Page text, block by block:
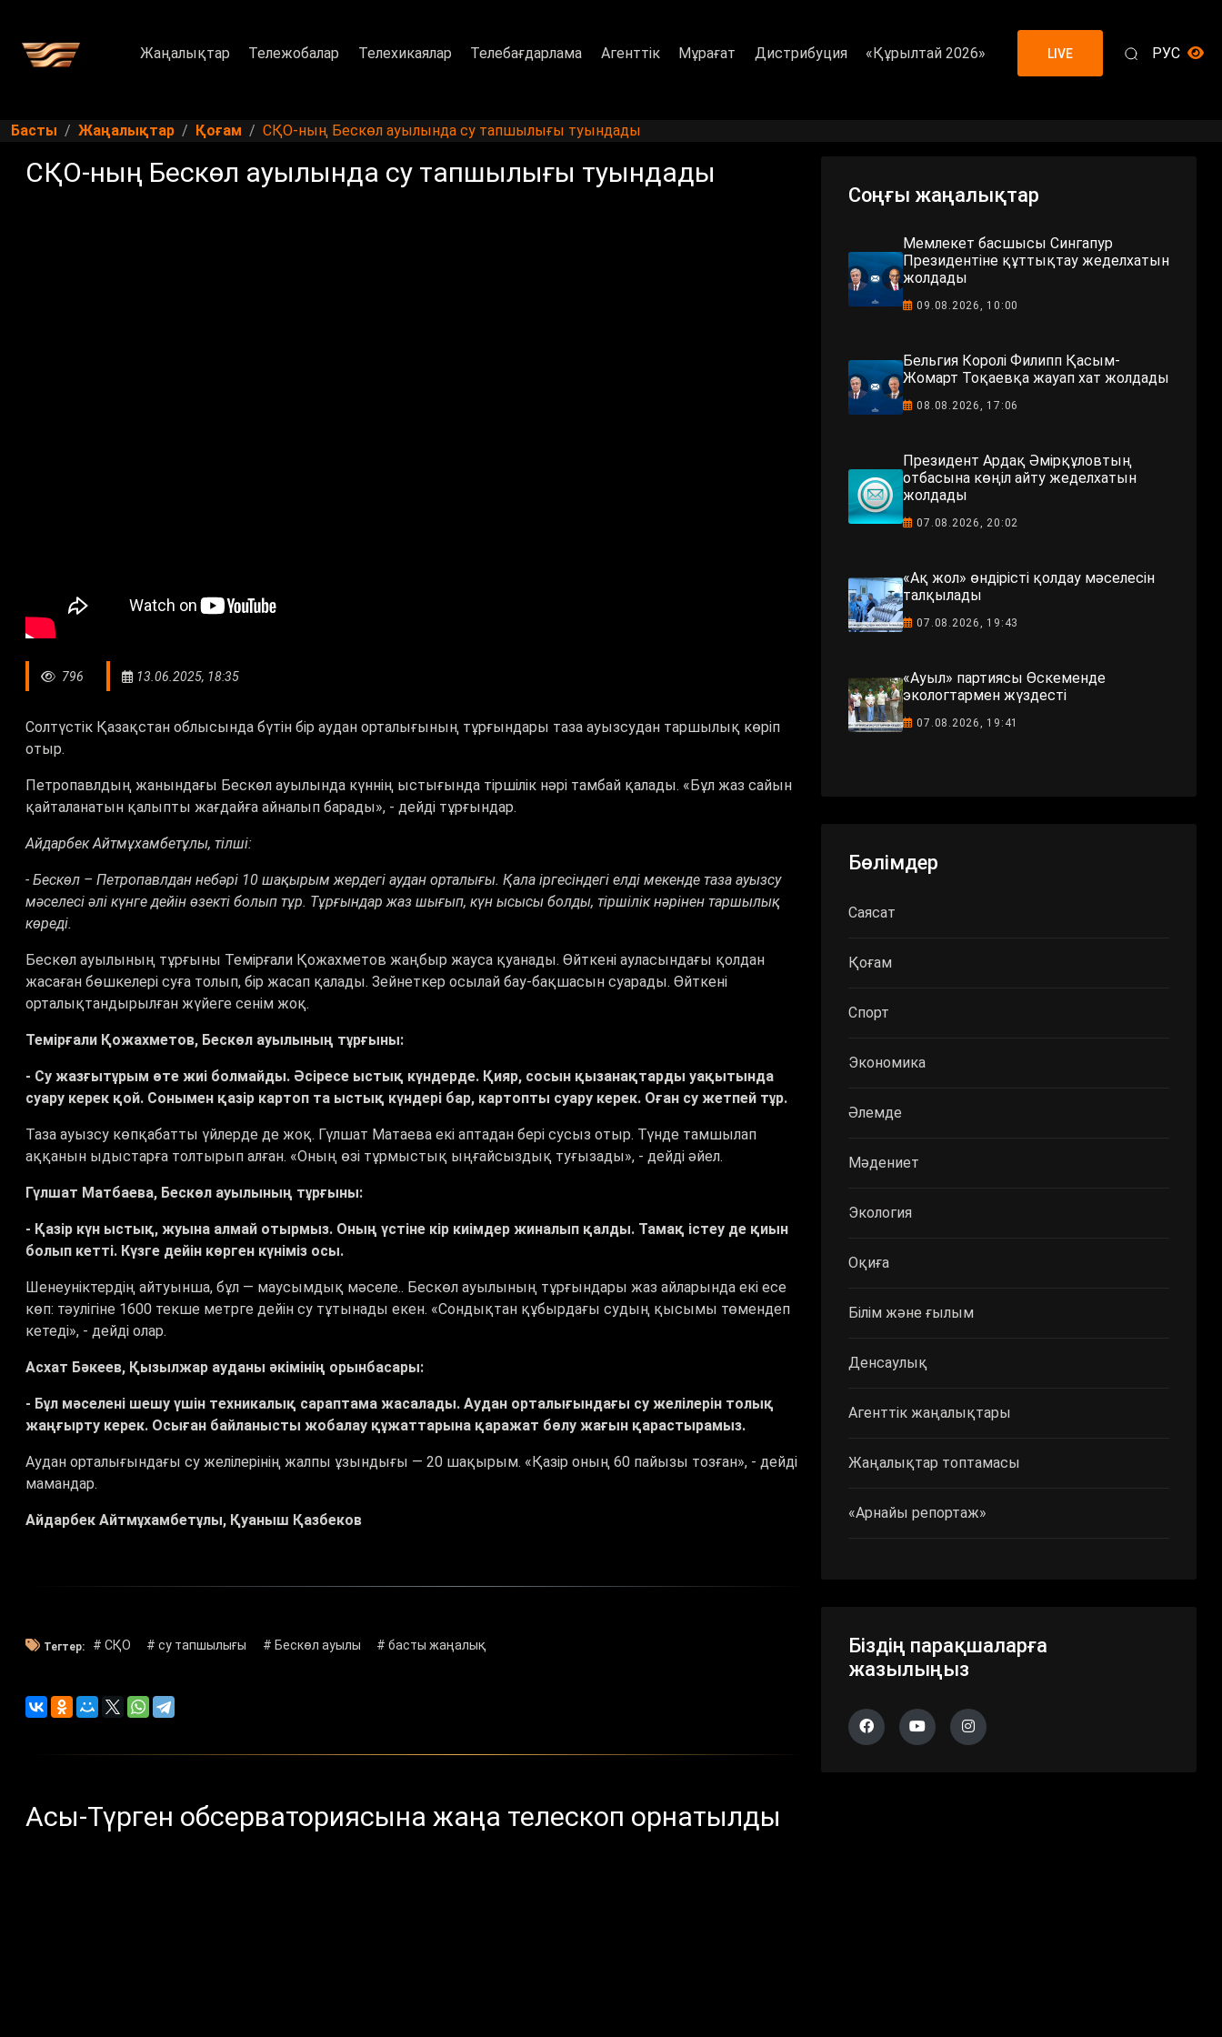
Жаңалықтар Тележобалар Телехикаялар Телебағдарлама Агенттік Мұрағат Дистрибуция «Құрылтай 2026» LIVE РУС
Басты Жаңалықтар Қоғам СҚО-ның Бескөл ауылында су тапшылығы туындады
СҚО-ның Бескөл ауылында су тапшылығы туындады
796 13.06.2025, 18:35
Солтүстік Қазақстан облысында бүтін бір аудан орталығының тұрғындары таза ауызсудан таршылық көріп
отыр.
Петропавлдың жанындағы Бескөл ауылында күннің ыстығында тіршілік нәрі тамбай қалады. «Бұл жаз сайын
қайталанатын қалыпты жағдайға айналып барады», - дейді тұрғындар.
Айдарбек Айтмұхамбетұлы, тілші:
- Бескөл – Петропавлдан небәрі 10 шақырым жердегі аудан орталығы. Қала іргесіндегі елді мекенде таза ауызсу
мәселесі әлі күнге дейін өзекті болып тұр. Тұрғындар жаз шығып, күн ысысы болды, тіршілік нәрінен таршылық
көреді.
Бескөл ауылының тұрғыны Темірғали Қожахметов жаңбыр жауса қуанады. Өйткені ауласындағы қолдан
жасаған бөшкелері суға толып, бір жасап қалады. Зейнеткер осылай бау-бақшасын суарады. Өйткені
орталықтандырылған жүйеге сенім жоқ.
Темірғали Қожахметов, Бескөл ауылының тұрғыны:
- Су жазғытұрым өте жиі болмайды. Әсіресе ыстық күндерде. Қияр, сосын қызанақтарды уақытында
суару керек қой. Сонымен қазір картоп та ыстық күндері бар, картопты суару керек. Оған су жетпей тұр.
Таза ауызсу көпқабатты үйлерде де жоқ. Гүлшат Матаева екі аптадан бері сусыз отыр. Түнде тамшылап
аққанын ыдыстарға толтырып алған. «Оның өзі тұрмыстық ыңғайсыздық туғызады», - дейді әйел.
Гүлшат Матбаева, Бескөл ауылының тұрғыны:
- Қазір күн ыстық, жуына алмай отырмыз. Оның үстіне кір киімдер жиналып қалды. Тамақ істеу де қиын
болып кетті. Күзге дейін көрген күніміз осы.
Шенеуніктердің айтуынша, бұл — маусымдық мәселе.. Бескөл ауылының тұрғындары жаз айларында екі есе
көп: тәулігіне 1600 текше метрге дейін су тұтынады екен. «Сондықтан құбырдағы судың қысымы төмендеп
кетеді», - дейді олар.
Асхат Бәкеев, Қызылжар ауданы әкімінің орынбасары:
- Бұл мәселені шешу үшін техникалық сараптама жасалады. Аудан орталығындағы су желілерін толық
жаңғырту керек. Осыған байланысты жобалау құжаттарына қаражат бөлу жағын қарастырамыз.
Аудан орталығындағы су желілерінің жалпы ұзындығы — 20 шақырым. «Қазір оның 60 пайызы тозған», - дейді
мамандар.
Айдарбек Айтмұхамбетұлы, Қуаныш Қазбеков
Тегтер: # СҚО # су тапшылығы # Бескөл ауылы # басты жаңалық
Асы-Түрген обсерваториясына жаңа телескоп орнатылды
Соңғы жаңалықтар
Мемлекет басшысы Сингапур
Президентіне құттықтау жеделхатын
жолдады
09.08.2026, 10:00
Бельгия Королі Филипп Қасым-
Жомарт Тоқаевқа жауап хат жолдады
08.08.2026, 17:06
Президент Ардақ Әмірқұловтың
отбасына көңіл айту жеделхатын
жолдады
07.08.2026, 20:02
«Ақ жол» өндірісті қолдау мәселесін
талқылады
07.08.2026, 19:43
«Ауыл» партиясы Өскеменде
экологтармен жүздесті
07.08.2026, 19:41
Бөлімдер
Саясат
Қоғам
Спорт
Экономика
Әлемде
Мәдениет
Экология
Оқиға
Білім және ғылым
Денсаулық
Агенттік жаңалықтары
Жаңалықтар топтамасы
«Арнайы репортаж»
Біздің парақшаларға
жазылыңыз